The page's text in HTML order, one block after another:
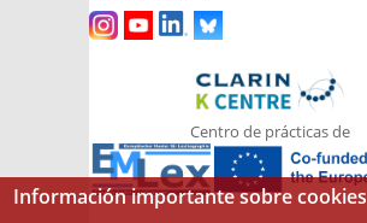
Centro de prácticas de
Información importante sobre cookies